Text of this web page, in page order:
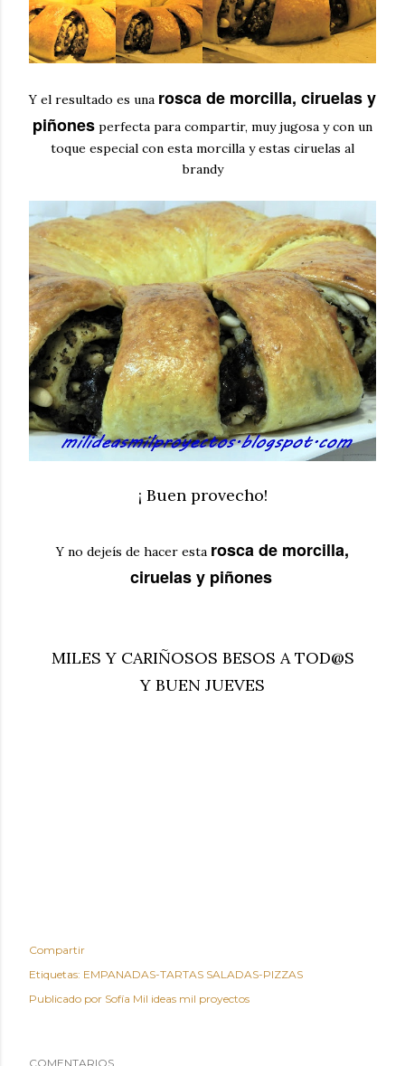
Y el resultado es una rosca de morcilla, ciruelas y
piñones perfecta para compartir, muy jugosa y con un
toque especial con esta morcilla y estas ciruelas al
brandy
¡ Buen provecho!
Y no dejeís de hacer esta rosca de morcilla,
ciruelas y piñones
MILES Y CARIÑOSOS BESOS A TOD@S
Y BUEN JUEVES
Compartir
Etiquetas: EMPANADAS-TARTAS SALADAS-PIZZAS
Publicado por Sofía Mil ideas mil proyectos
COMENTARIOS